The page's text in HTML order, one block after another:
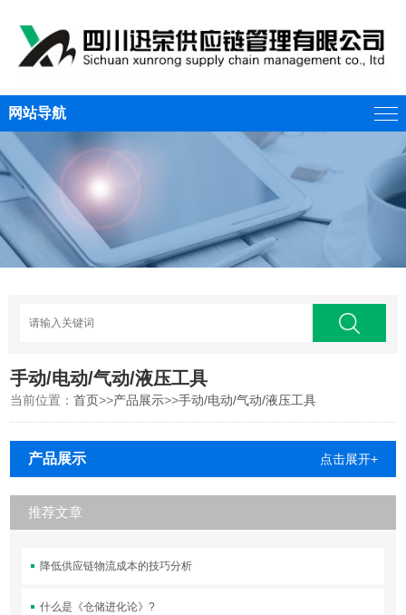
网站导航
手动/电动/气动/液压工具
当前位置：首页>>产品展示>>手动/电动/气动/液压工具
产品展示 点击展开+
推荐文章
降低供应链物流成本的技巧分析
什么是《仓储进化论》?